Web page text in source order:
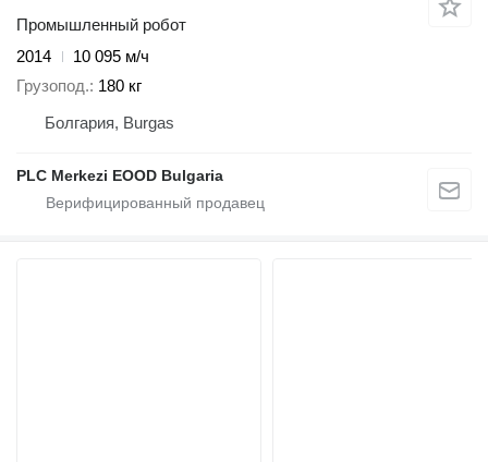
Промышленный робот
2014
10 095 м/ч
Грузопод. 180 кг
Болгария, Burgas
PLC Merkezi EOOD Bulgaria